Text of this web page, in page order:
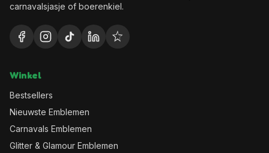
carnavalsjasje of boerenkiel.
Winkel
Bestsellers
Nieuwste Emblemen
Carnavals Emblemen
Glitter & Glamour Emblemen